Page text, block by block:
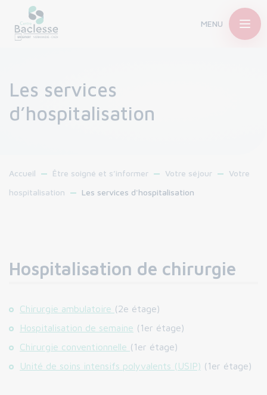
MENU
Les services
d’hospitalisation
Accueil Être soigné et s’informer Votre séjour
Votre
hospitalisation
Les services d'hospitalisation
Hospitalisation de chirurgie
Chirurgie ambulatoire (2e étage)
Hospitalisation de semaine (1er étage)
Chirurgie conventionnelle (1er étage)
Unité de soins intensifs polyvalents (USIP) (1er étage)